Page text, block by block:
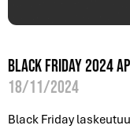
Black Friday 2024
18/11/2024
Black Friday